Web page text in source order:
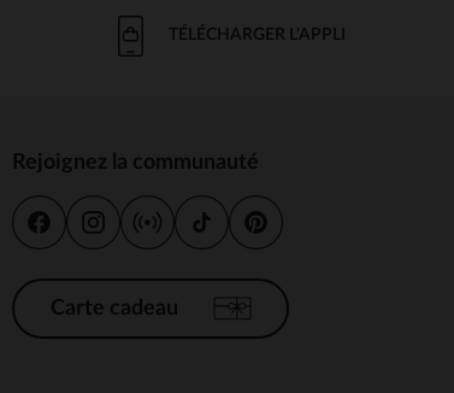
TÉLÉCHARGER L'APPLI
Rejoignez la communauté
Carte cadeau